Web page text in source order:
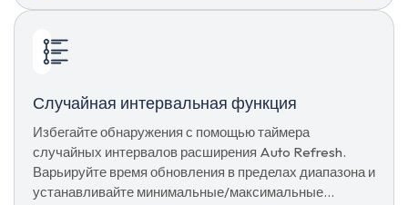
Случайная интервальная функция
Избегайте обнаружения с помощью таймера
случайных интервалов расширения Auto Refresh.
Варьируйте время обновления в пределах диапазона и
устанавливайте минимальные/максимальные